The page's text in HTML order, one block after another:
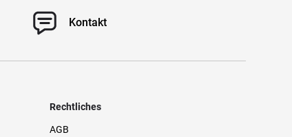
Kontakt
Rechtliches
AGB